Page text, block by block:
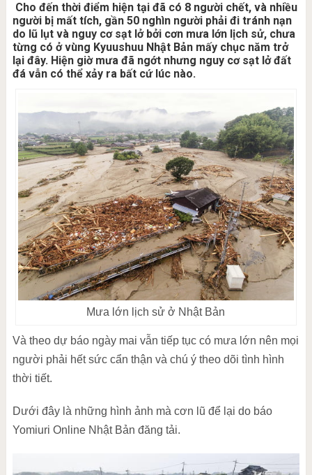
Cho đến thời điểm hiện tại đã có 8 người chết, và nhiều
người bị mất tích, gần 50 nghìn người phải đi tránh nạn
do lũ lụt và nguy cơ sạt lở bởi cơn mưa lớn lịch sử, chưa
từng có ở vùng Kyuushuu Nhật Bản mấy chục năm trở
lại đây. Hiện giờ mưa đã ngớt nhưng nguy cơ sạt lở đất
đá vẫn có thể xảy ra bất cứ lúc nào.
Mưa lớn lịch sử ở Nhật Bản
Và theo dự báo ngày mai vẫn tiếp tục có mưa lớn nên mọi
người phải hết sức cẩn thận và chú ý theo dõi tình hình
thời tiết.
Dưới đây là những hình ảnh mà cơn lũ để lại do báo
Yomiuri Online Nhật Bản đăng tải.